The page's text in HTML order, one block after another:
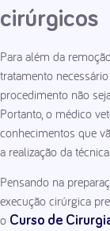
cirúrgicos
Para além da
tratamento
procedimento não
Portanto, o médico
conhecimentos que
a realização da técnica.
Pensando na
execução cirúrgica
o Curso de